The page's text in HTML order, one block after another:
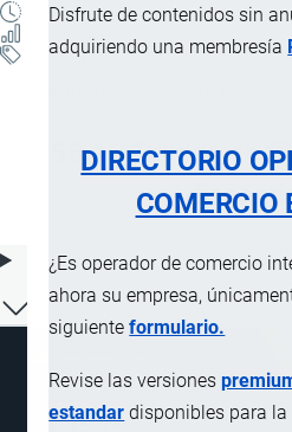
Disfrute de contenidos sin
adquiriendo una membresía
DIRECTORIO
COMERCIO
¿Es operador de comercio
ahora su empresa,
siguienteformulario.
Revise las versiones
estandar disponibles para
2 MINUTOS
Notas Explicativas
55.16 Tejidos de